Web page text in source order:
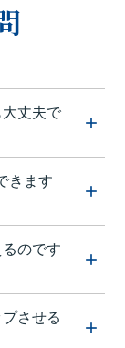
丈夫で
きます
のです
させる